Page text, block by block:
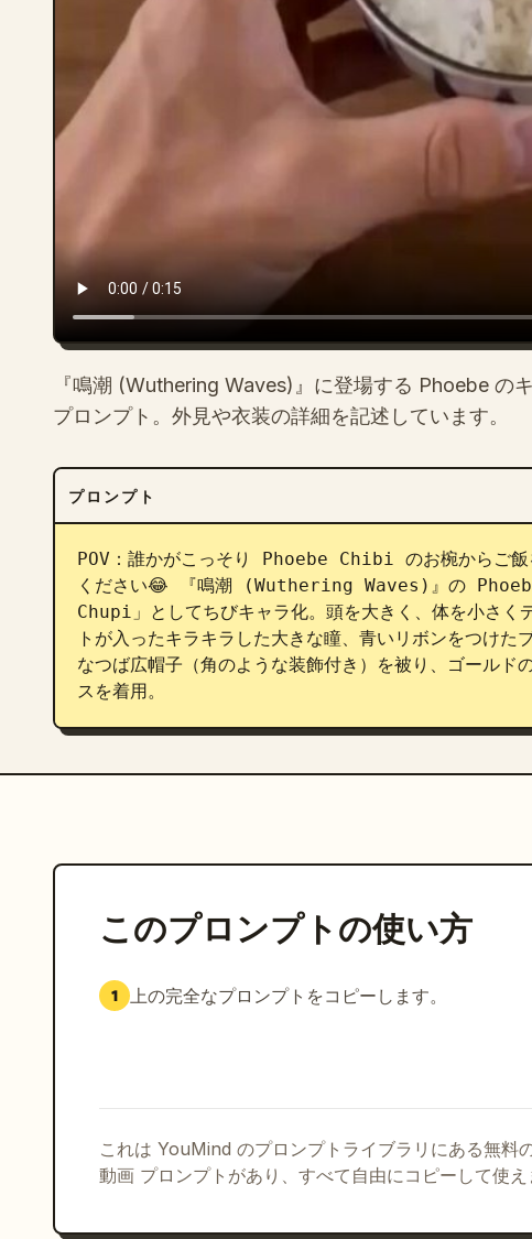
『鳴潮 (Wuthering Waves)』に登場する Phoebe の
プロンプト。外見や衣装の詳細を記述しています。
プロンプト
POV：誰かがこっそり Phoebe Chibi のお椀からご飯
ください😂 『鳴潮 (Wuthering Waves)』の
Chupi」としてちびキャラ化。頭を大きく、体を小さく
トが入ったキラキラした大きな瞳、青いリボンをつけ
なつば広帽子（角のような装飾付き）を被り、ゴールド
スを着用。
このプロンプトの使い方
1 上の完全なプロンプトをコピーします。
これは YouMind のプロンプトライブラリにある無料
動画 プロンプトがあり、すべて自由にコピーして使え